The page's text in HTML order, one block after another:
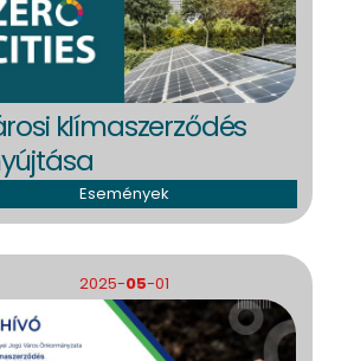
klímaszerződés
Események
2025-05-01